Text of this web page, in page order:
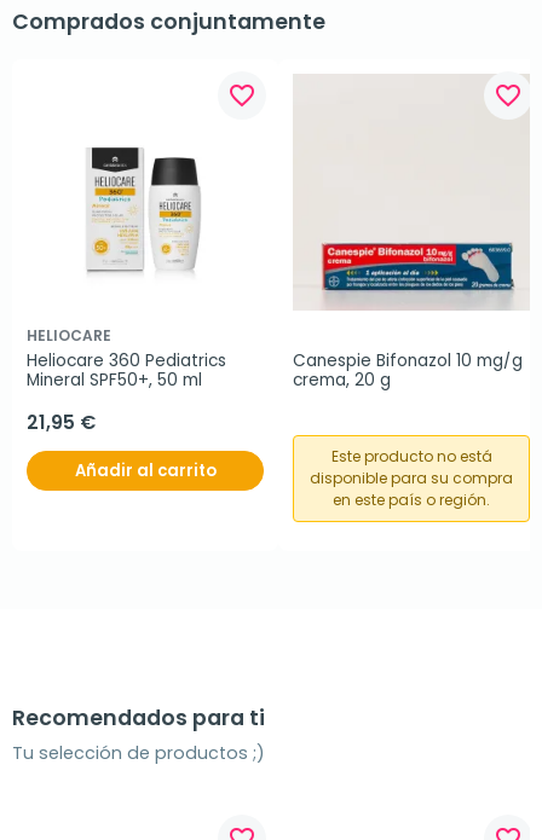
Comprados conjuntamente
favorite_border
HELIOCARE
Heliocare 360 Pediatrics
Mineral SPF50+, 50 ml
21,95 €
Añadir al carrito
favorite_border
Canespie Bifonazol 10 mg/g
crema, 20 g
Este producto no está
disponible para su compra
en este país o región.
Recomendados para ti
Tu selección de productos ;)